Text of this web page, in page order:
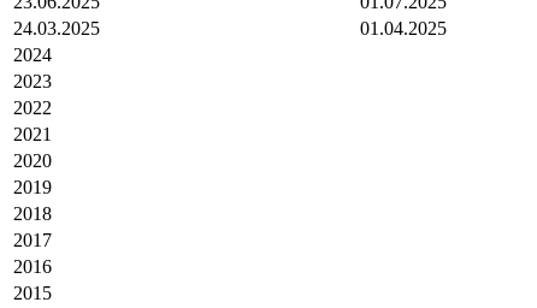
24.03.2025
01.04.2025
2024
2023
2022
2021
2020
2019
2018
2017
2016
2015